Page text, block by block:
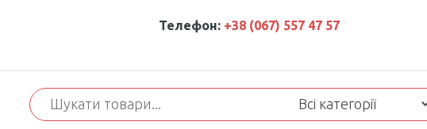
Телефон: +38 (067) 557 47 57